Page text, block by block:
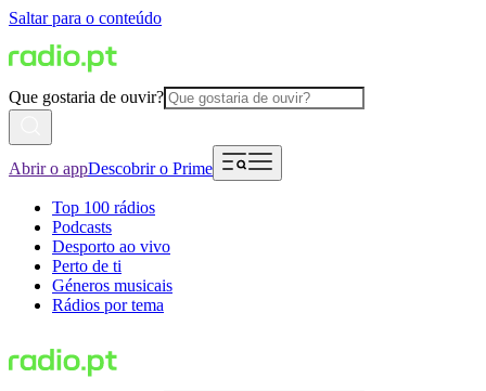
Saltar para o conteúdo
Que gostaria de ouvir?
Abrir o appDescobrir o Prime
Top 100 rádios
Podcasts
Desporto ao vivo
Perto de ti
Géneros musicais
Rádios por tema